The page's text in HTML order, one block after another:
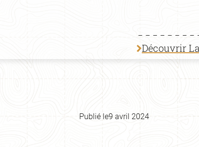
Découvrir
Publié le9 avril 2024